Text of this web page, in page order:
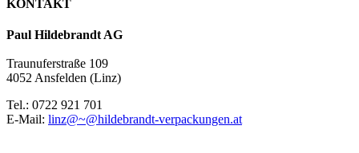
KONTAKT
Paul Hildebrandt AG
Traunuferstraße 109
4052 Ansfelden (Linz)
Tel.: 0722 921 701
E-Mail: linz@~@hildebrandt-verpackungen.at